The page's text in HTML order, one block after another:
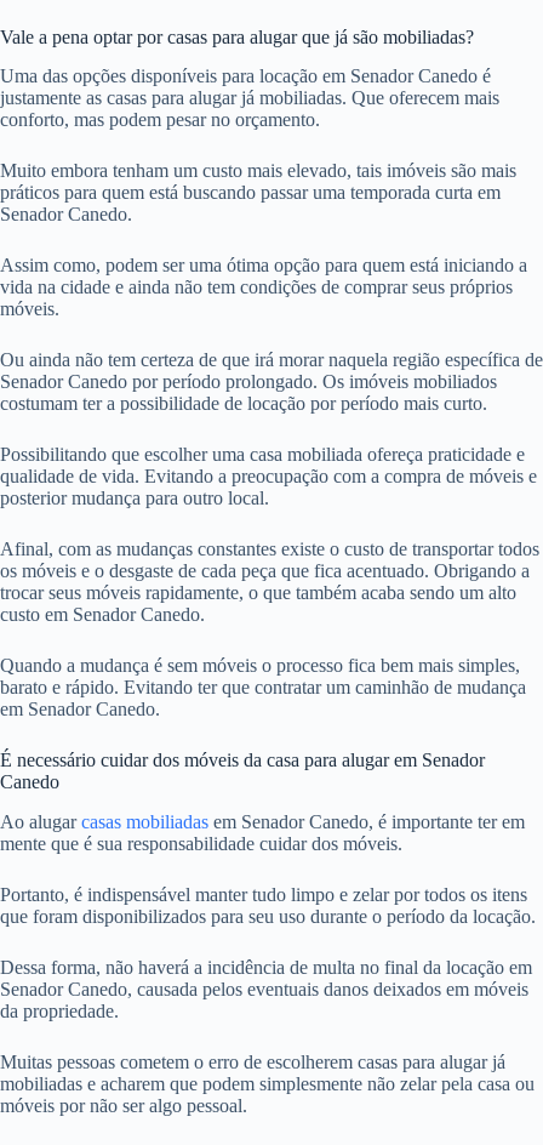
Vale a pena optar por casas para alugar que já são mobiliadas?
Uma das opções disponíveis para locação em Senador Canedo é
justamente as casas para alugar já mobiliadas. Que oferecem mais
conforto, mas podem pesar no orçamento.
Muito embora tenham um custo mais elevado, tais imóveis são mais
práticos para quem está buscando passar uma temporada curta em
Senador Canedo.
Assim como, podem ser uma ótima opção para quem está iniciando a
vida na cidade e ainda não tem condições de comprar seus próprios
móveis.
Ou ainda não tem certeza de que irá morar naquela região específica de
Senador Canedo por período prolongado. Os imóveis mobiliados
costumam ter a possibilidade de locação por período mais curto.
Possibilitando que escolher uma casa mobiliada ofereça praticidade e
qualidade de vida. Evitando a preocupação com a compra de móveis e
posterior mudança para outro local.
Afinal, com as mudanças constantes existe o custo de transportar todos
os móveis e o desgaste de cada peça que fica acentuado. Obrigando a
trocar seus móveis rapidamente, o que também acaba sendo um alto
custo em Senador Canedo.
Quando a mudança é sem móveis o processo fica bem mais simples,
barato e rápido. Evitando ter que contratar um caminhão de mudança
em Senador Canedo.
É necessário cuidar dos móveis da casa para alugar em Senador
Canedo
Ao alugarcasas mobiliadas em Senador Canedo, é importante ter em
mente que é sua responsabilidade cuidar dos móveis.
Portanto, é indispensável manter tudo limpo e zelar por todos os itens
que foram disponibilizados para seu uso durante o período da locação.
Dessa forma, não haverá a incidência de multa no final da locação em
Senador Canedo, causada pelos eventuais danos deixados em móveis
da propriedade.
Muitas pessoas cometem o erro de escolherem casas para alugar já
mobiliadas e acharem que podem simplesmente não zelar pela casa ou
móveis por não ser algo pessoal.